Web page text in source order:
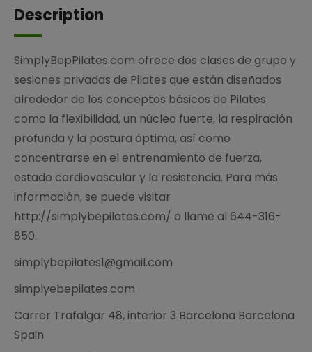
Description
SimplyBepPilates.com ofrece dos clases de grupo y
sesiones privadas de Pilates que están diseñados
alrededor de los conceptos básicos de Pilates
como la flexibilidad, un núcleo fuerte, la respiración
profunda y la postura óptima, así como
concentrarse en el entrenamiento de fuerza,
estado cardiovascular y la resistencia. Para más
información, se puede visitar
http://simplybepilates.com/ o llame al 644-316-
850.
simplybepilates1@gmail.com
simplyebepilates.com
Carrer Trafalgar 48, interior 3 Barcelona Barcelona
Spain